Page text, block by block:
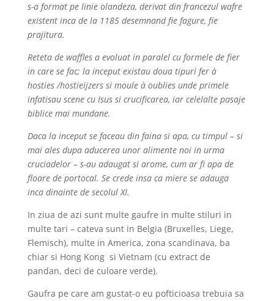
s-a format pe linie olandeza, derivat din francezul wafre
existent inca de la 1185 desemnand fie fagure, fie
prajitura.
Reteta de waffles a evoluat in paralel cu formele de fier
in care se fac; la inceput existau doua tipuri fer à
hosties /hostieijzers si moule à oublies unde primele
infatisau scene cu Isus si crucificarea, iar celelalte pasaje
biblice mai mundane.
Daca la inceput se faceau din faina si apa, cu timpul – si
mai ales dupa aducerea unor alimente noi in urma
cruciadelor – s-au adaugat si arome, cum ar fi apa de
floare de portocal. Se crede insa ca miere se adauga
inca dinainte de secolul XI.
In ziua de azi sunt multe gaufre in multe stiluri in
multe tari – cateva sunt in Belgia (Bruxelles, Liege,
Flemisch), multe in America, zona scandinava, ba
chiar si Hong Kong si Vietnam (cu extract de
pandan, deci de culoare verde).
Gaufra pe care am gustat-o eu pofticioasa trebuia sa